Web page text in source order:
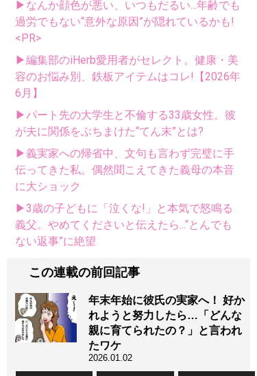
▶なんか顔色が悪い、いつもだるい...年齢でも
過労でもない“意外な原因”が隠れているかも!
<PR>
▶編集部のiHerb愛用者がセレクト。健康・美
容のお悩み別、鉄板アイテムはコレ!【2026年
6月】
▶パート先の大学生と不倫する33歳女性。彼
が夫に関係をぶちまけた“てん末”とは?
▶義実家への帰省中、文句も言わず完璧に手
伝ってきた私。偶然聞こえてきた義母の本音
に大ショック
▶3歳の子どもに「泣くな!」と本気で怒鳴る
義父。やめてくださいと伝えたら...“とんでも
ない返事”に絶望
この連載の前回記事
年末年始に彼氏の実家へ！ 好か
れようと努力したら…「どんな
親に育てられたの？」と言われ
たワケ
2026.01.02